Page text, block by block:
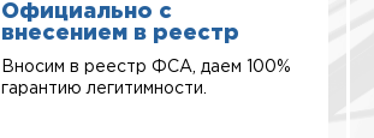
Официально с
внесением в реестр
Вносим в реестр ФСА, даем 100%
гарантию легитимности.